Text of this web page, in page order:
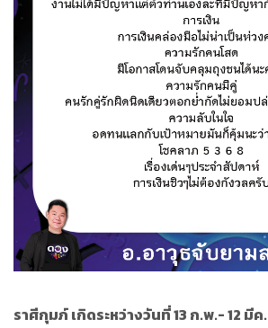
ราศีกุมภ์ เกิดระหว่างวันที่ 13 ก.พ.- 12 มีค.